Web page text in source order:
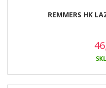
REMMERS HK